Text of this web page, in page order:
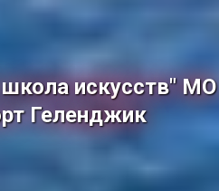
искусств" МО
Геленджик